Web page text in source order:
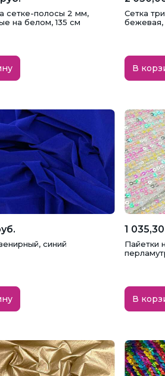
сетке-полосы 2 мм,
на белом, 135 см
Сетка
бежевая,
В
синий
1
Пайетки
В